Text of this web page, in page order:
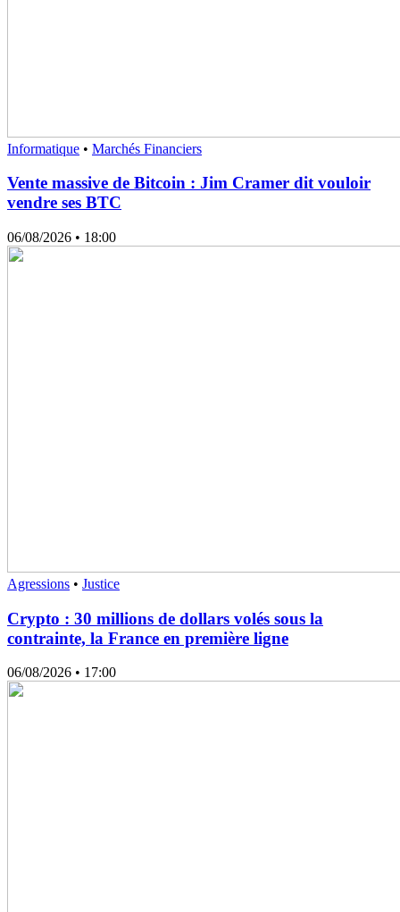
Informatique • Marchés Financiers
Vente massive de Bitcoin : Jim Cramer dit vouloir
vendre ses BTC
06/08/2026 • 18:00
Agressions • Justice
Crypto : 30 millions de dollars volés sous la
contrainte, la France en première ligne
06/08/2026 • 17:00